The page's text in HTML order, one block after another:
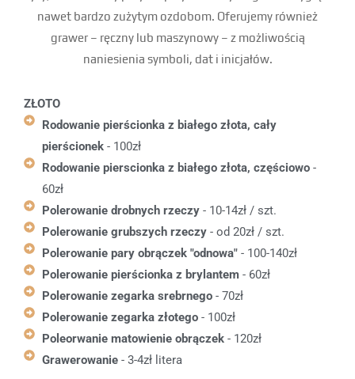
nawet bardzo zużytym ozdobom. Oferujemy również
grawer – ręczny lub maszynowy – z możliwością
naniesienia symboli, dat i inicjałów.
ZŁOTO
Rodowanie pierścionka z białego złota, cały
pierścionek - 100zł
Rodowanie pierscionka z białego złota, częściowo -
60zł
Polerowanie drobnych rzeczy - 10-14zł / szt.
Polerowanie grubszych rzeczy - od 20zł / szt.
Polerowanie pary obrączek "odnowa" - 100-140zł
Polerowanie pierścionka z brylantem - 60zł
Polerowanie zegarka srebrnego - 70zł
Polerowanie zegarka złotego - 100zł
Poleorwanie matowienie obrączek - 120zł
Grawerowanie - 3-4zł litera